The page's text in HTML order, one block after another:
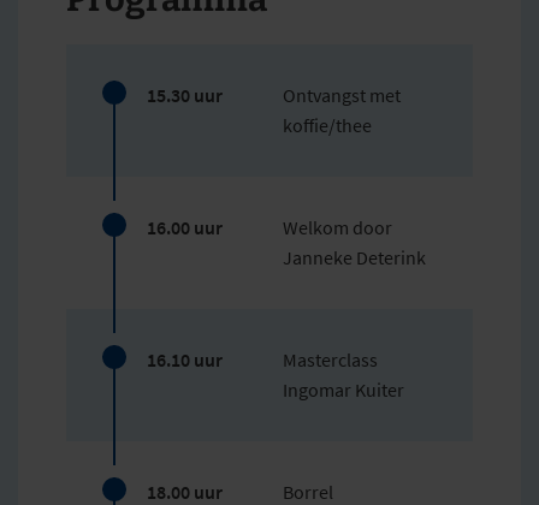
15.30 uur
Ontvangst met
koffie/thee
16.00 uur
Welkom door
Janneke Deterink
16.10 uur
Masterclass
Ingomar Kuiter
18.00 uur Borrel